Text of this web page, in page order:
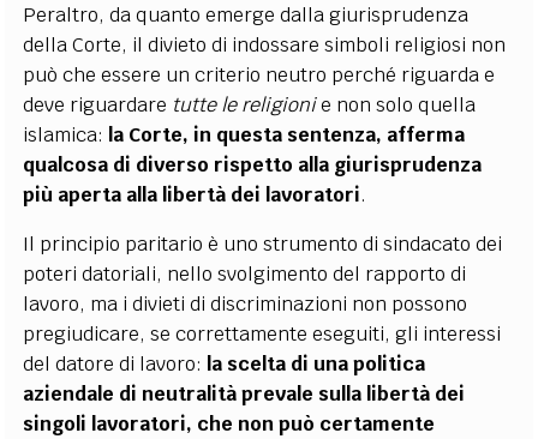
Peraltro, da quanto emerge dalla giurisprudenza
della Corte, il divieto di indossare simboli religiosi non
può che essere un criterio neutro perché riguarda e
deve riguardare tutte le religionie non solo quella
islamica: la Corte, in questa sentenza, afferma
qualcosa di diverso rispetto alla giurisprudenza
più aperta alla libertà dei lavoratori.
Il principio paritario è uno strumento di sindacato dei
poteri datoriali, nello svolgimento del rapporto di
lavoro, ma i divieti di discriminazioni non possono
pregiudicare, se correttamente eseguiti, gli interessi
del datore di lavoro: la scelta di una politica
aziendale di neutralità prevale sulla libertà dei
singoli lavoratori, che non può certamente